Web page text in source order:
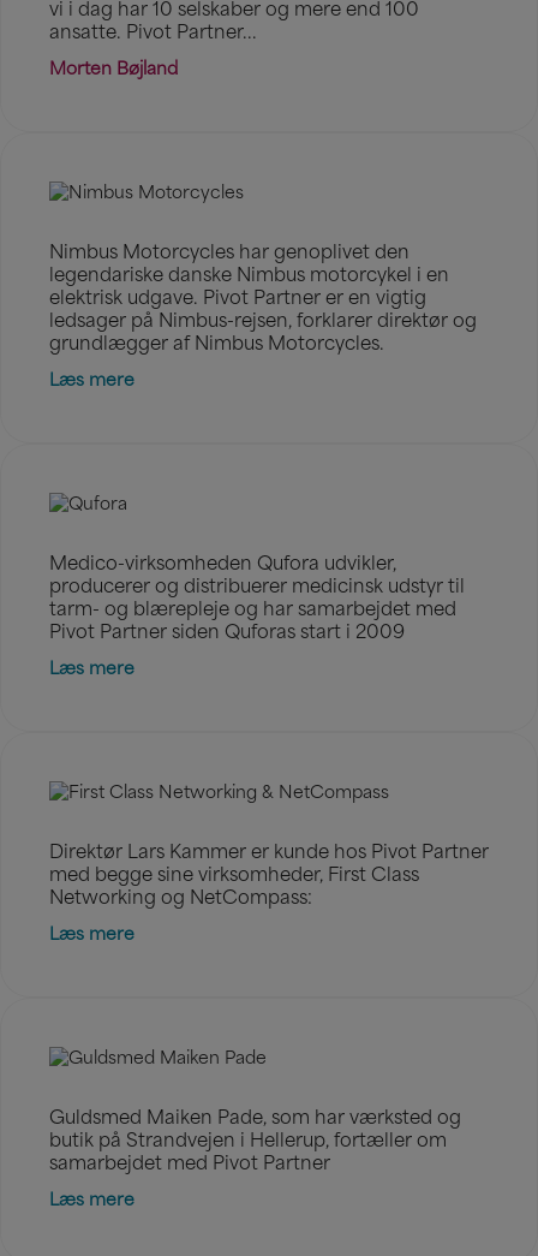
vi i dag har 10 selskaber og mere end 100
ansatte. Pivot Partner...
Morten Bøjland
Nimbus Motorcycles har genoplivet den
legendariske danske Nimbus motorcykel i en
elektrisk udgave. Pivot Partner er en vigtig
ledsager på Nimbus-rejsen, forklarer direktør og
grundlægger af Nimbus Motorcycles.
Læs mere
Medico-virksomheden Qufora udvikler,
producerer og distribuerer medicinsk udstyr til
tarm- og blærepleje og har samarbejdet med
Pivot Partner siden Quforas start i 2009
Læs mere
Direktør Lars Kammer er kunde hos Pivot Partner
med begge sine virksomheder, First Class
Networking og NetCompass:
Læs mere
Guldsmed Maiken Pade, som har værksted og
butik på Strandvejen i Hellerup, fortæller om
samarbejdet med Pivot Partner
Læs mere